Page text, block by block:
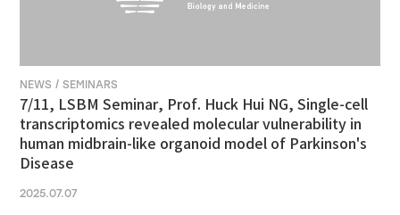
NEWS / SEMINARS
7/11, LSBM Seminar, Prof. Huck Hui NG, Single-cell
transcriptomics revealed molecular vulnerability in
human midbrain-like organoid model of Parkinson's
Disease
2025.07.07